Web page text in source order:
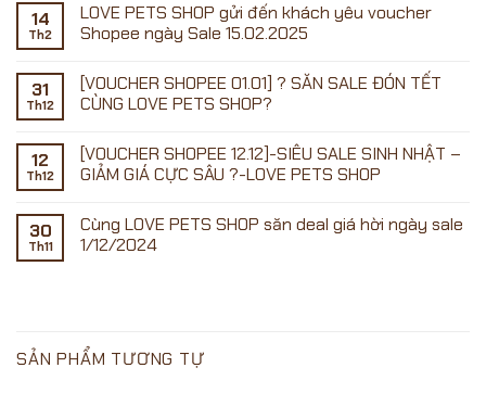
bình
luận
ở
SALE
ĐẦU
THÁNG
SĂN
VOUCHER
CỰC
LOVE
PETS
SHOP
14
Th2
LOVE PETS SHOP gửi đến khách yêu voucher
Shopee ngày Sale 15.02.2025
bình
luận
ở
SHOP
gửi
đến
voucher
Shopee
ngày
31
Th12
[VOUCHER SHOPEE 01.01] ? SĂN SALE ĐÓN TẾT
CÙNG LOVE PETS SHOP?
bình
luận
ở
01.01]
?
SĂN
SHOP?
12
Th12
[VOUCHER SHOPEE 12.12]-SIÊU SALE SINH NHẬT –
GIẢM GIÁ CỰC SÂU ?-LOVE PETS SHOP
bình
luận
ở
NHẬT
–
30
Th11
Cùng LOVE PETS SHOP săn deal giá hời ngày sale
1/12/2024
LOVE
PETS
SẢN PHẨM TƯƠNG TỰ